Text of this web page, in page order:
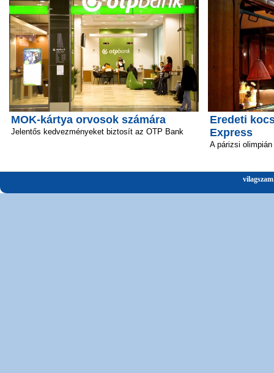
MOK-kártya orvosok számára
Jelentős kedvezményeket biztosít az OTP Bank
Eredeti
Express
A párizsi olimpián